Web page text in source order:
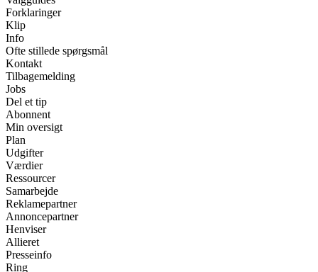
Forklaringer
Klip
Info
Ofte stillede spørgsmål
Kontakt
Tilbagemelding
Jobs
Del et tip
Abonnent
Min oversigt
Plan
Udgifter
Værdier
Ressourcer
Samarbejde
Reklamepartner
Annoncepartner
Henviser
Allieret
Presseinfo
Ring